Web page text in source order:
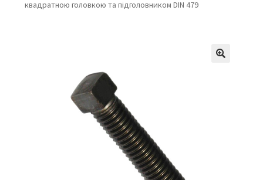
квадратною головкою та підголовником DIN 479